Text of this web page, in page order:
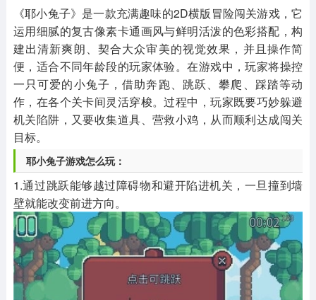
1654款应用
515款应用
1056款应用
《耶小兔子》是一款充满趣味的2D横版冒险闯关游戏，它
运用细腻的复古像素卡通画风与鲜明活泼的色彩搭配，构
建出清新爽朗、契合大众审美的视觉效果，并且操作简
便，适合不同年龄段的玩家体验。在游戏中，玩家将操控
一只可爱的小兔子，借助奔跑、跳跃、攀爬、踩踏等动
作，在各个关卡间灵活穿梭。过程中，玩家既要巧妙躲避
机关陷阱，又要收集道具、营救小鸡，从而顺利达成闯关
目标。
耶小兔子游戏怎么玩：
1.通过跳跃能够越过障碍物和避开陷进机关，一旦撞到墙
壁就能改变前进方向。